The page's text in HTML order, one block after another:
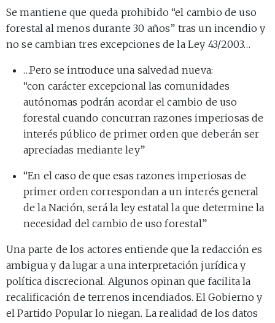
Se mantiene que queda prohibido “el cambio de uso
forestal al menos durante 30 años” tras un incendio y
no se cambian tres excepciones de la Ley 43/2003…
…Pero se introduce una salvedad nueva:
“con carácter excepcional las comunidades
autónomas podrán acordar el cambio de uso
forestal cuando concurran razones imperiosas de
interés público de primer orden que deberán ser
apreciadas mediante ley”
“En el caso de que esas razones imperiosas de
primer orden correspondan a un interés general
de la Nación, será la ley estatal la que determine la
necesidad del cambio de uso forestal”
Una parte de los actores entiende que la redacción es
ambigua y da lugar a una interpretación jurídica y
política discrecional. Algunos opinan que facilita la
recalificación de terrenos incendiados. El Gobierno y
el Partido Popular lo niegan. La realidad de los datos